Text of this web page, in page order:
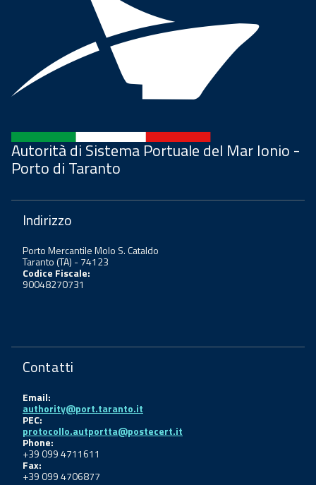
Autorità di Sistema Portuale del Mar Ionio -
Porto di Taranto
Indirizzo
Porto Mercantile Molo S. Cataldo
Taranto (TA) - 74123
Codice Fiscale:
90048270731
Contatti
Email:
authority@port.taranto.it
PEC:
protocollo.autportta@postecert.it
Phone:
+39 099 4711611
Fax:
+39 099 4706877